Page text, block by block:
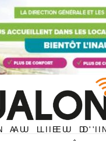
AU LIEU
AU LIEU